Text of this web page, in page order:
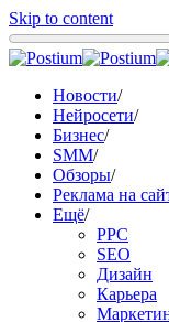
Skip to content
Новости/
Нейросети/
Бизнес/
SMM/
Обзоры/
Реклама на
Ещё/
PPC
SEO
Дизайн
Карьера